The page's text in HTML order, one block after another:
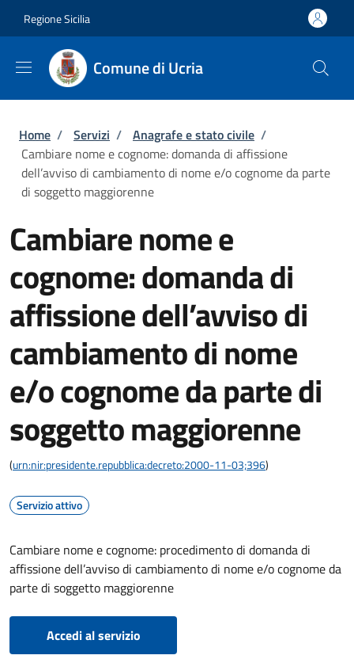
Regione Sicilia
Comune di Ucria
Briciole di pane
Home / Servizi / Anagrafe e stato civile /
Cambiare nome e cognome: domanda di affissione
dell’avviso di cambiamento di nome e/o cognome da parte
di soggetto maggiorenne
Cambiare nome e
cognome: domanda di
affissione dell’avviso di
cambiamento di nome
e/o cognome da parte di
soggetto maggiorenne
(urn:nir:presidente.repubblica:decreto:2000-11-03;396)
Servizio attivo
Cambiare nome e cognome: procedimento di domanda di
affissione dell’avviso di cambiamento di nome e/o cognome da
parte di soggetto maggiorenne
Accedi al servizio